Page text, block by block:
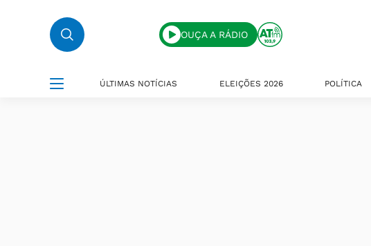
OUÇA A RÁDIO
ÚLTIMAS NOTÍCIAS ELEIÇÕES 2026 POLÍTICA